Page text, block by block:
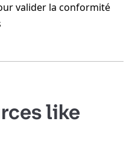
valider la conformité
like